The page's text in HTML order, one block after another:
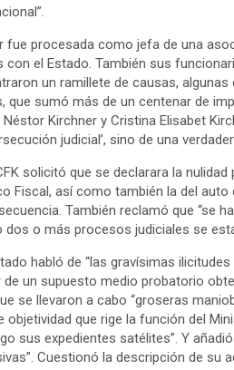
fue procesada como jefa de una
con el Estado. También sus
un ramillete de causas,
que sumó más de un centenar de
Kirchner y Cristina Elisabet
judicial’, sino de una
solicitó que se declarara la
Fiscal, así como también la del
También reclamó que “se
dos o más procesos judiciales se
habló de “las gravísimas
de un supuesto medio probatorio
se llevaron a cabo “groseras
objetividad que rige la función del
sus expedientes satélites”. Y
Cuestionó la descripción de su